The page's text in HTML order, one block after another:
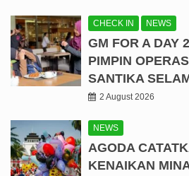
CHECK IN NEWS
GM FOR A DAY
PIMPIN
SANTIKA
2 August 2026
NEWS
AGODA
KENAIKAN